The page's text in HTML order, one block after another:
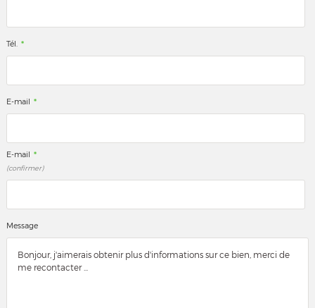
Tél. *
E-mail *
E-mail *
(confirmer)
Message